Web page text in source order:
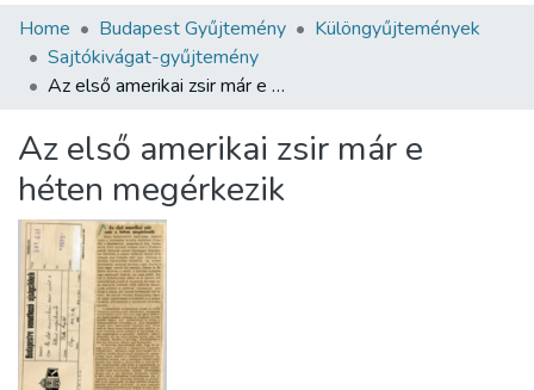
Communities & Collections
All of DSpace
About us
Home Budapest Gyűjtemény
Különgyűjtemények
Sajtókivágat-gyűjtemény
Az első amerikai zsir már e héten megérkezik
Az első amerikai zsir már e
héten megérkezik